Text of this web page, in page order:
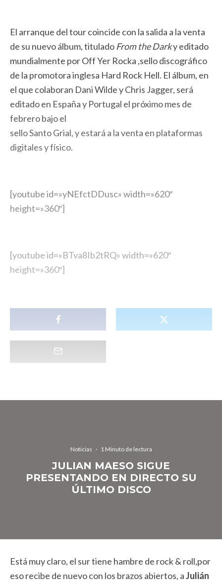
El arranque del tour coincide con la salida a la venta
de su nuevo álbum, titulado From the Darky editado
mundialmente por Off Yer Rocka ,sello discográfico
de la promotora inglesa Hard Rock Hell. El álbum, en
el que colaboran Dani Wilde y Chris Jagger, será
editado en España y Portugal el próximo mes de
febrero bajo el
sello Santo Grial, y estará a la venta en plataformas
digitales y físico.
[youtube id=»yNEfctDDusc» width=»620″
height=»360″]
[youtube id=»BTva8Ib2tRQ» width=»620″
height=»360″]
Noticias · 1 Minuto de lectura
JULIAN MAESO SIGUE
PRESENTANDO EN DIRECTO SU
ÚLTIMO DISCO
Está muy claro, el sur tiene hambre de rock & roll,por
eso recibe de nuevo con los brazos abiertos, aJulián